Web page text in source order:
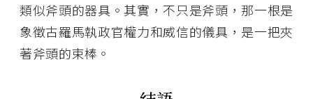
類似斧頭的器具。其實，不只是斧頭，那一根是
象徵古羅馬執政官權力和威信的儀具，是一把夾
著斧頭的束棒。